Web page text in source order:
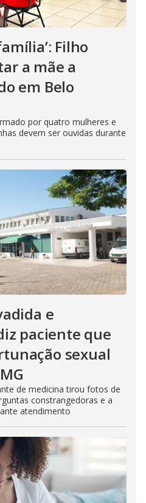
Filho
a mãe a
em Belo
por quatro mulheres e
devem ser ouvidas durante
e
paciente que
sexual
de medicina tirou fotos de
constrangedoras e a
atendimento